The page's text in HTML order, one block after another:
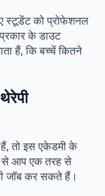
स्टूडेंट को प्रोफेशनल
के डाउट
हैं, कि बच्चें कितने
तो इस एकेडमी के
से आप एक तरह से
जॉब कर सकते हैं।